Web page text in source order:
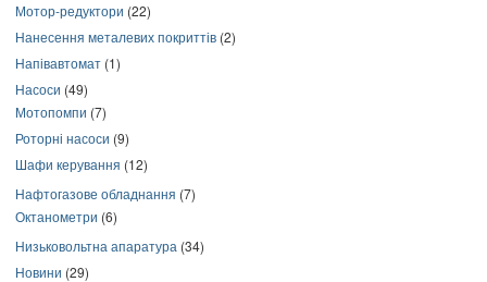
Мотор-редуктори (22)
Нанесення металевих покриттів (2)
Напівавтомат (1)
Насоси (49)
Мотопомпи (7)
Роторні насоси (9)
Шафи керування (12)
Нафтогазове обладнання (7)
Октанометри (6)
Низьковольтна апаратура (34)
Новини (29)